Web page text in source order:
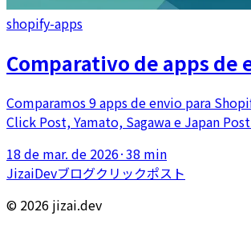
shopify-apps
Comparativo de apps de
Comparamos 9 apps de envio para
Click Post, Yamato, Sagawa e Japan
18 de mar. de 2026·38 min
JizaiDevブログクリックポスト
© 2026 jizai.dev